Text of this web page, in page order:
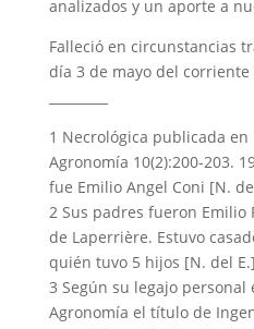
analizados y un aporte a
Falleció en circunstancias
día 3 de mayo del corriente
1 Necrológica publicada en
Agronomía 10(2):200-203.
fue Emilio Angel Coni [N.
2 Sus padres fueron Emilio
de Laperrière. Estuvo
quién tuvo 5 hijos [N. del
3 Según su legajo personal
Agronomía el título de